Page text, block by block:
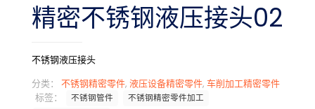
精密不锈钢液压接头02
不锈钢液压接头
分类： 不锈钢精密零件, 液压设备精密零件, 车削加工精密零件
标签：
不锈钢管件
不锈钢精密零件加工